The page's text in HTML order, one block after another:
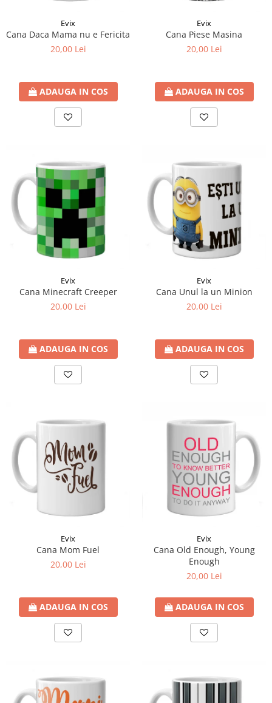
Evix
Cana Daca Mama nu e Fericita
20,00 Lei
ADAUGA IN COS
Evix
Cana Piese Masina
20,00 Lei
ADAUGA IN COS
Evix
Cana Minecraft Creeper
20,00 Lei
ADAUGA IN COS
Evix
Cana Unul la un Minion
20,00 Lei
ADAUGA IN COS
Evix
Cana Mom Fuel
20,00 Lei
ADAUGA IN COS
Evix
Cana Old Enough, Young
Enough
20,00 Lei
ADAUGA IN COS